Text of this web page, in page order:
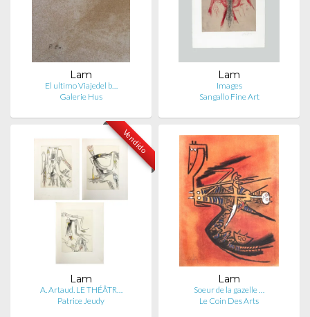
Lam
El ultimo Viajedel b…
Galerie Hus
Lam
Images
Sangallo Fine Art
Vendido
Lam
A. Artaud. LE THÉÂTR…
Patrice Jeudy
Lam
Soeur de la gazelle …
Le Coin Des Arts